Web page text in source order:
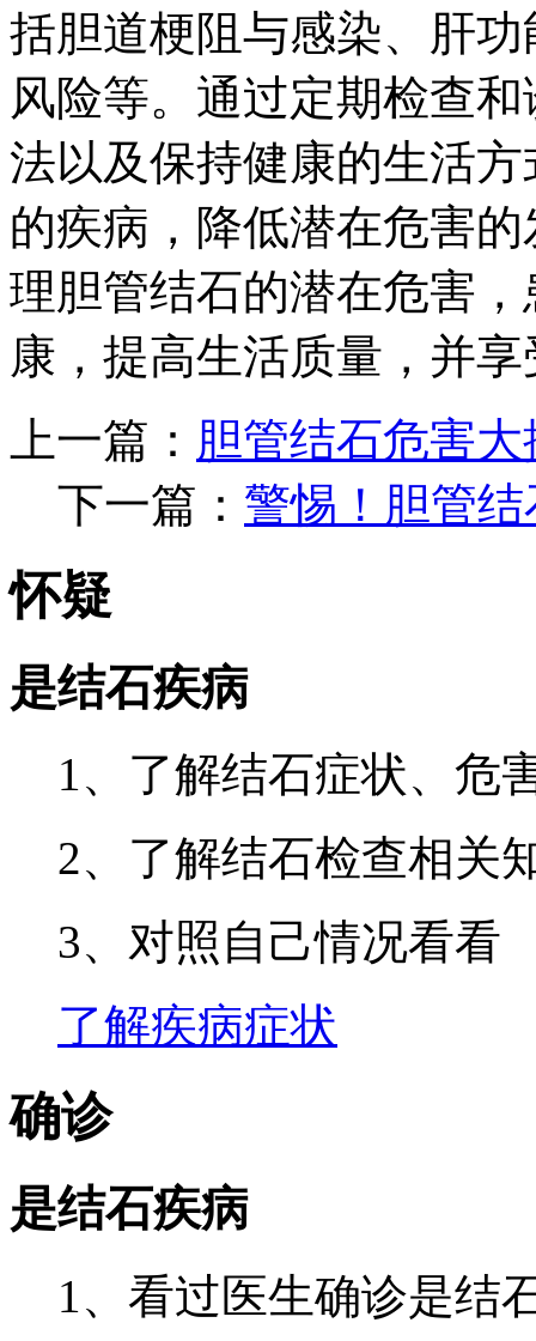
括胆道梗阻与感染、肝
风险等。通过定期检查
法以及保持健康的生活
的疾病，降低潜在危害
理胆管结石的潜在危害
康，提高生活质量，并
上一篇： 胆管结石危害
下一篇： 警惕！胆管
怀疑
是结石疾病
1、了解结石症状、危
2、了解结石检查相关
3、对照自己情况看看
了解疾病症状
确诊
是结石疾病
1、看过医生确诊是结